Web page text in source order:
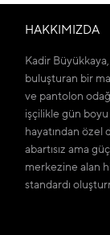
HAKKIMIZDA
Kadir
buluşturan bir
ve pantolon
işçilikle gün
hayatından özel
abartısız ama
merkezine alan
standardı